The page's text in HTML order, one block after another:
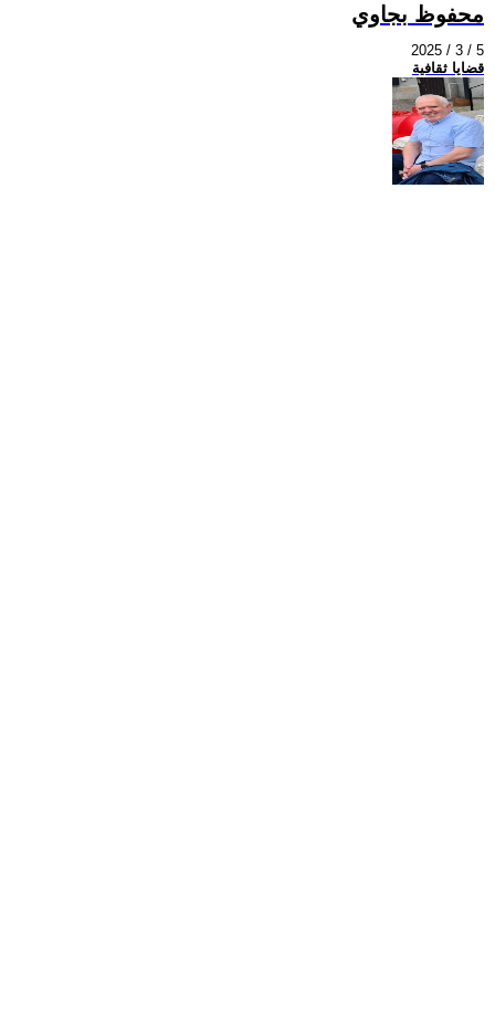
محفوظ بجاوي
2025 / 3 / 5
قضايا ثقافية